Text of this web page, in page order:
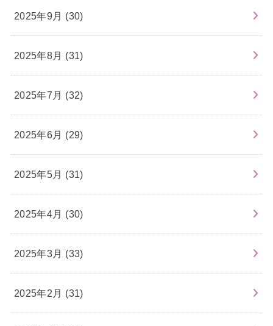
2025年9月 (30)
2025年8月 (31)
2025年7月 (32)
2025年6月 (29)
2025年5月 (31)
2025年4月 (30)
2025年3月 (33)
2025年2月 (31)